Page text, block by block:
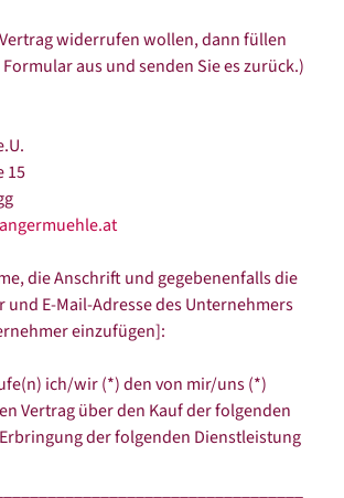
widerrufen wollen, dann füllen
aus und senden Sie es zurück.)
15
die Anschrift und gegebenenfalls die
und E-Mail-Adresse des Unternehmers
einzufügen]:
ich/wir (*) den von mir/uns (*)
Vertrag über den Kauf der folgenden
der folgenden Dienstleistung